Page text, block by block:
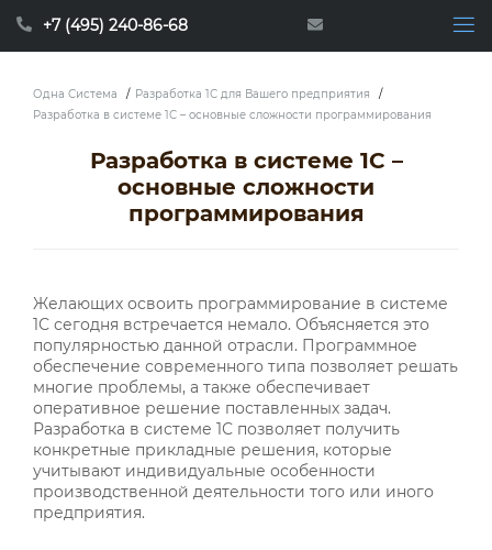
+7 (495) 240-86-68
Одна Система / Разработка 1С для Вашего предприятия
/
Разработка в системе 1С – основные сложности программирования
Разработка в системе 1С –
основные сложности
программирования
Желающих освоить программирование в системе
1С сегодня встречается немало. Объясняется это
популярностью данной отрасли. Программное
обеспечение современного типа позволяет решать
многие проблемы, а также обеспечивает
оперативное решение поставленных задач.
Разработка в системе 1С позволяет получить
конкретные прикладные решения, которые
учитывают индивидуальные особенности
производственной деятельности того или иного
предприятия.